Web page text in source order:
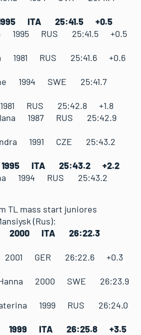
1995 ITA 25:41.5 +0.5
1995 RUS 25:41.5 +0.5
1981 RUS 25:41.6 +0.6
1994 SWE 25:41.7
1981 RUS 25:42.8 +1.8
1987 RUS 25:42.9
Sandra 1991 CZE 25:43.2
1995 ITA 25:43.2 +2.2
1994 RUS 25:43.2
TL mass start juniores
(Rus):
2000 ITA 26:22.3
2001 GER 26:22.6 +0.3
Hanna 2000 SWE 26:23.9
1999 RUS 26:24.0
1999 ITA 26:25.8 +3.5